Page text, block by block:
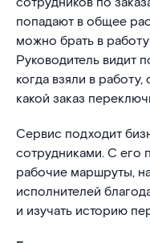
попадают в общее
можно брать в
Руководитель видит
когда взяли в
какой заказ
Сервис подходит
сотрудниками. С
рабочие маршруты,
исполнителей
и изучать историю